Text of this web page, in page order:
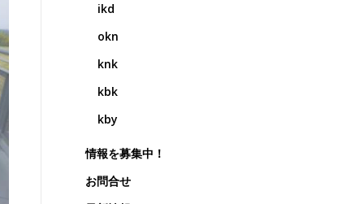
ikd
okn
knk
kbk
kby
情報を募集中！
お問合せ